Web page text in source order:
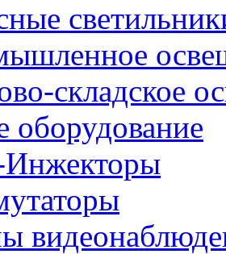
складское
оборудование
Инжекторы